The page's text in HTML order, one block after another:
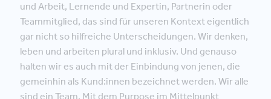
und Arbeit, Lernende und Expertin, Partnerin oder
Teammitglied, das sind für unseren Kontext eigentlich
gar nicht so hilfreiche Unterscheidungen. Wir denken,
leben und arbeiten plural und inklusiv. Und genauso
halten wir es auch mit der Einbindung von jenen, die
gemeinhin als Kund:innen bezeichnet werden. Wir alle
sind ein Team. Mit dem Purpose im Mittelpunkt